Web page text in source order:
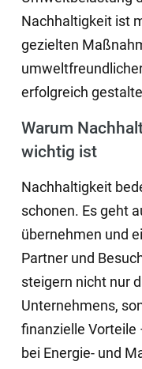
Nachhaltigkeit ist
gezielten
erfolgreich
Warum
wichtig ist
Nachhaltigkeit
schonen. Es geht
übernehmen und
Partner und
steigern nicht nur
Unternehmens,
finanzielle Vorteile
bei Energie- und